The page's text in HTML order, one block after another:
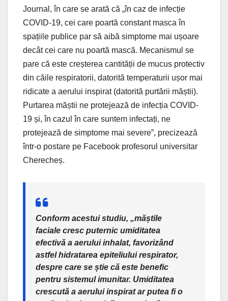
Journal, în care se arată că „în caz de infecție
COVID-19, cei care poartă constant masca în
spațiile publice par să aibă simptome mai ușoare
decât cei care nu poartă mască. Mecanismul se
pare că este creșterea cantității de mucus protectiv
din căile respiratorii, datorită temperaturii ușor mai
ridicate a aerului inspirat (datorită purtării măștii).
Purtarea măștii ne protejează de infecția COVID-
19 și, în cazul în care suntem infectați, ne
protejează de simptome mai severe”, precizează
într-o postare pe Facebook profesorul universitar
Cherecheș.
Conform acestui studiu, „măștile
faciale cresc puternic umiditatea
efectivă a aerului inhalat, favorizând
astfel hidratarea epiteliului respirator,
despre care se știe că este benefic
pentru sistemul imunitar. Umiditatea
crescută a aerului inspirat ar putea fi o